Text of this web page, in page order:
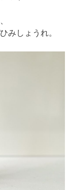
みしょうれ。